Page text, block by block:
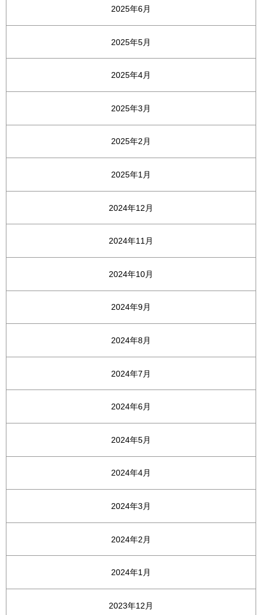
2025年6月
2025年5月
2025年4月
2025年3月
2025年2月
2025年1月
2024年12月
2024年11月
2024年10月
2024年9月
2024年8月
2024年7月
2024年6月
2024年5月
2024年4月
2024年3月
2024年2月
2024年1月
2023年12月